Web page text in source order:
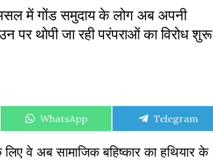
असल में गोंड समुदाय के लोग अब अपनी
थोपी जा रही परंपराओं का विरोध शुरू
Share
WhatsApp
Share
Telegram
वे अब सामाजिक बहिष्कार का हथियार के